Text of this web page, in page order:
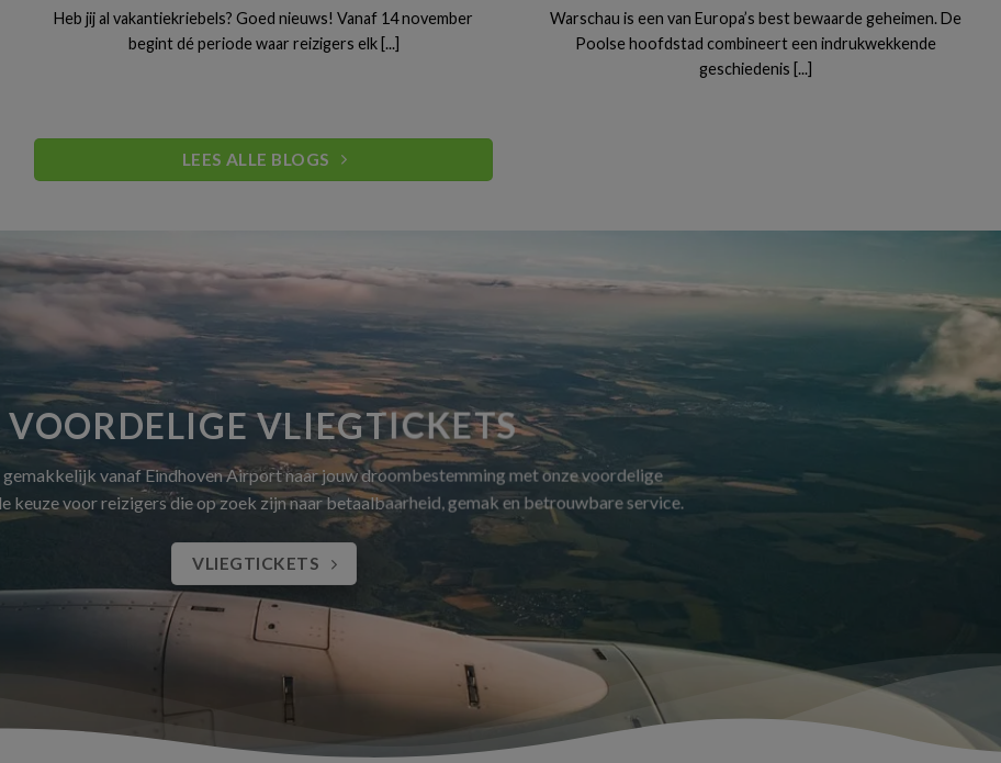
Heb jij al vakantiekriebels? Goed nieuws! Vanaf 14 november
begint dé periode waar reizigers elk [...]
Warschau is een van Europa’s best bewaarde geheimen. De
Poolse hoofdstad combineert een indrukwekkende
geschiedenis [...]
LEES ALLE BLOGS
VOORDELIGE VLIEGTICKETS
vanaf Eindhoven Airport naar jouw droombestemming met onze voordelige
keuze voor reizigers die op zoek zijn naar betaalbaarheid, gemak en betrouwbare service.
VLIEGTICKETS